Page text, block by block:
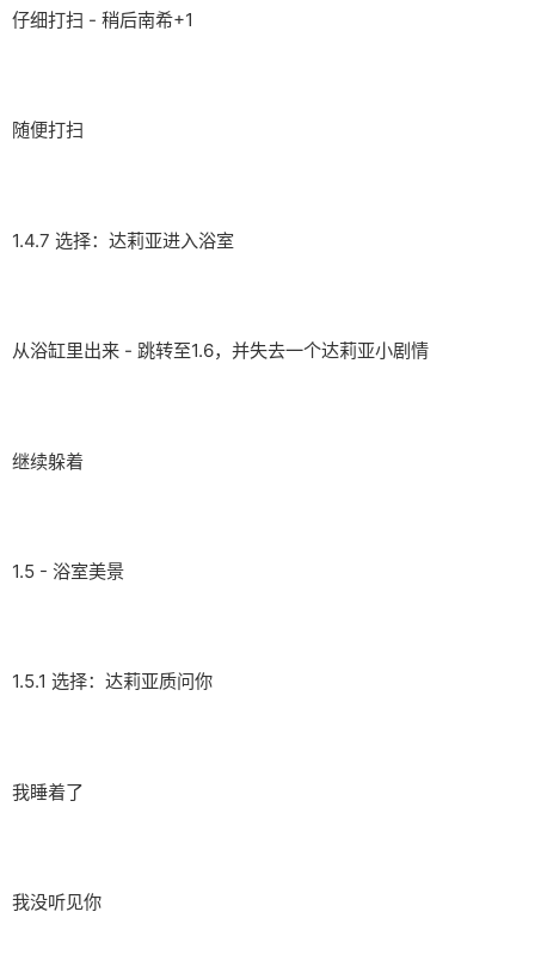
仔细打扫 - 稍后南希+1
随便打扫
1.4.7 选择：达莉亚进入浴室
从浴缸里出来 - 跳转至1.6，并失去一个达莉亚小剧情
继续躲着
1.5 - 浴室美景
1.5.1 选择：达莉亚质问你
我睡着了
我没听见你